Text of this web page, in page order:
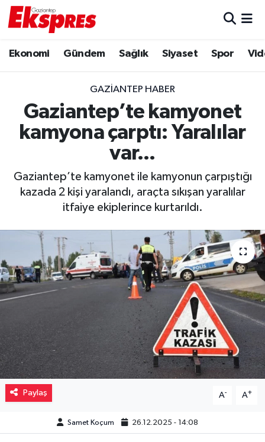
Ekonomi Gündem Sağlık Siyaset Spor
GAZIANTEP HABER
Gaziantep’te kamyonet
kamyona çarptı: Yaralılar
var...
Gaziantep’te kamyonet ile kamyonun çarpıştığı
kazada 2 kişi yaralandı, araçta sıkışan yaralılar
itfaiye ekiplerince kurtarıldı.
Paylaş A- A+
Samet Koçum 26.12.2025 - 14:08
Ekonomi
Gaziantep son dakika
Genel
Haberler
Magazin
Müzik
Resmi İlanlar
Sağlık
Siyaset
Trafik Durumu
Puan Durumu ve Fikstür
Tüm Manşetler
Haber Arşivi